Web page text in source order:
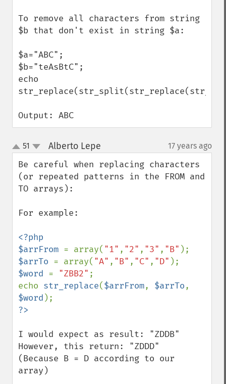
To remove all characters from string
$b that don't exist in string $a:
$a="ABC";
$b="teAsBtC";
echo
Output: ABC
up
down
51 Alberto Lepe 17 years ago
Be careful when replacing characters
(or repeated patterns in the FROM and
TO arrays):
For example:
<?php
$arrFrom = array( "1" , "2" , "3" , "B"
$arrTo = array( "A" , "B" , "C" , "D"
$word = "ZBB2" ;
echo str_replace($arrFrom, $arrTo
$word
I would expect as result: "ZDDB"
However, this return: "ZDDD"
(Because B = D according to our
array)